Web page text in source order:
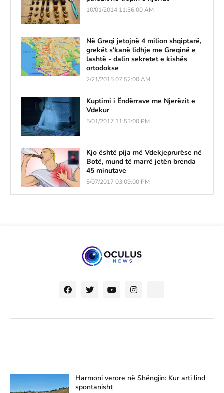
10/01/2014 11:36:00 AM
Në Greqi jetojnë 4 milion shqiptarë,
grekët s'kanë lidhje me Greqinë e
lashtë - dalin sekretet e kishës
ortodokse
2/21/2015 07:52:00 AM
Kuptimi i Ëndërrave me Njerëzit e
Vdekur
5/01/2017 11:53:00 PM
Kjo është pija më Vdekjeprurëse në
Botë, mund të marrë jetën brenda
45 minutave
5/07/2017 03:09:00 PM
Harmoni verore në Shëngjin: Kur arti lind
spontanisht